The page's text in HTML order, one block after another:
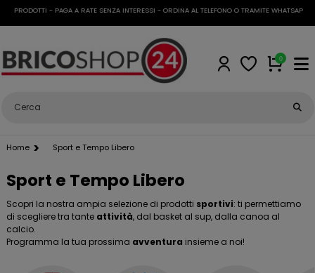
- PAGA A RATE SENZA INTERESSI - ORDINA AL TELEFONO O TRAMITE WHATSAPP•
0
Home Sport e Tempo Libero
Sport e Tempo Libero
Scopri la nostra ampia selezione di prodotti sportivi: ti permettiamo
di scegliere tra tante attività, dal basket al sup, dalla canoa al
calcio.
Programma la tua prossima avventura insieme a noi!